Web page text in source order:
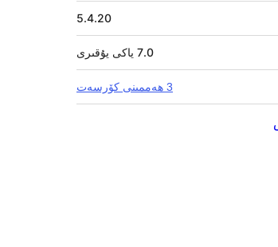
5.4.20
7.0 ياكى يۇقىرى
3 ھەممىنى كۆرسەت